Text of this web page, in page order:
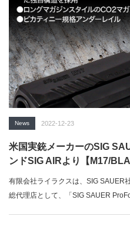
News 2022-12-23
米国実銃メーカーのSIG
ンドSIG AIRより【M17/
有限会社ライラクスは、SIG SAUER
総代理店として、「SIG SAUER